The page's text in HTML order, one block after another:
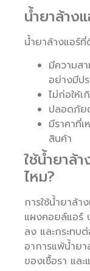
น้ำยาล้าง
น้ำยาล้างแอร์
มีความส
อย่างมีป
ไม่ก่อให้
ปลอดภัย
มีราคาที่
สินค้า
ใช้น้ำยาล้า
ไหม?
การใช้น้ำยาล้า
แผงคอยล์แอร์
ลง และกระทบ
อาการแพ้น้ำยา
ของเชื้อรา แล